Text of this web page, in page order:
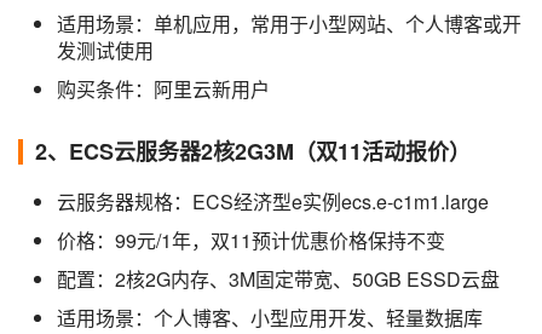
适用场景：单机应用，常用于小型网站、个人博客或开
发测试使用
购买条件：阿里云新用户
2、ECS云服务器2核2G3M（双11活动报价）
云服务器规格：ECS经济型e实例ecs.e-c1m1.large
价格：99元/1年，双11预计优惠价格保持不变
配置：2核2G内存、3M固定带宽、50GB ESSD云盘
适用场景：个人博客、小型应用开发、轻量数据库